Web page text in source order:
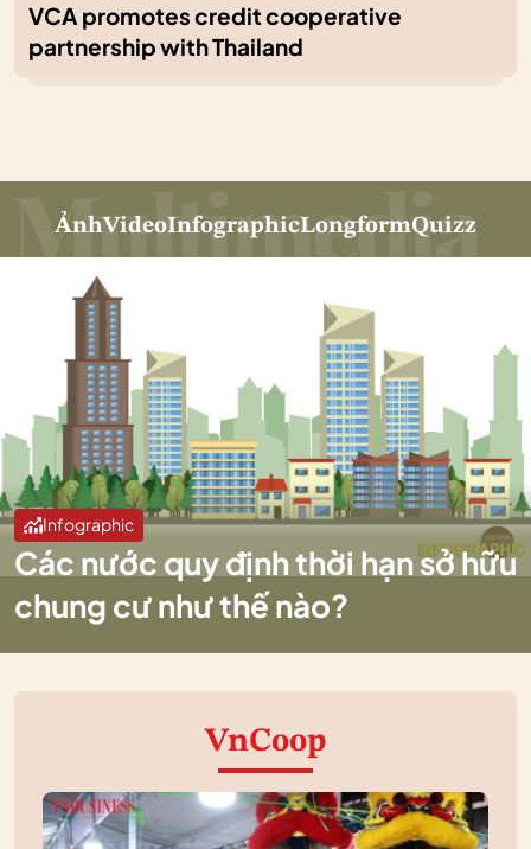
VCA promotes credit cooperative
partnership with Thailand
ẢnhVideoInfographicLongformQuizz
Infographic
Các nước quy định thời hạn sở hữu
chung cư như thế nào?
VnCoop